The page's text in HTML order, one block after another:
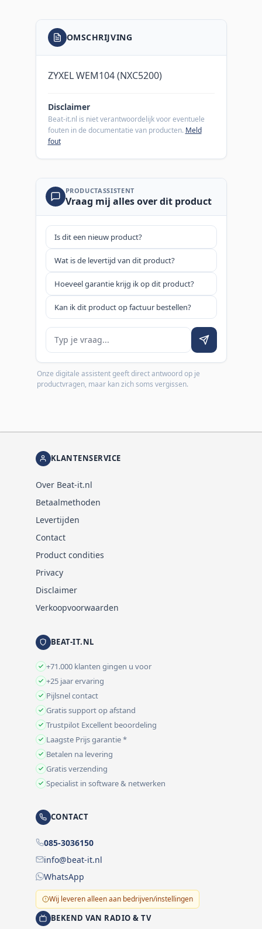
OMSCHRIJVING
ZYXEL WEM104 (NXC5200)
Disclaimer
Beat-it.nl is niet verantwoordelijk voor eventuele
fouten in de documentatie van producten. Meld
fout
PRODUCTASSISTENT
Vraag mij alles over dit product
Is dit een nieuw product?
Wat is de levertijd van dit product?
Hoeveel garantie krijg ik op dit product?
Kan ik dit product op factuur bestellen?
Je vraag
Onze digitale assistent geeft direct antwoord op je
productvragen, maar kan zich soms vergissen.
KLANTENSERVICE
Over Beat-it.nl
Betaalmethoden
Levertijden
Contact
Product condities
Privacy
Disclaimer
Verkoopvoorwaarden
BEAT-IT.NL
+71.000 klanten gingen u voor
+25 jaar ervaring
Pijlsnel contact
Gratis support op afstand
Trustpilot Excellent beoordeling
Laagste Prijs garantie *
Betalen na levering
Gratis verzending
Specialist in software & netwerken
CONTACT
085-3036150
info@beat-it.nl
WhatsApp
Wij leveren alleen aan bedrijven/instellingen
BEKEND VAN RADIO & TV